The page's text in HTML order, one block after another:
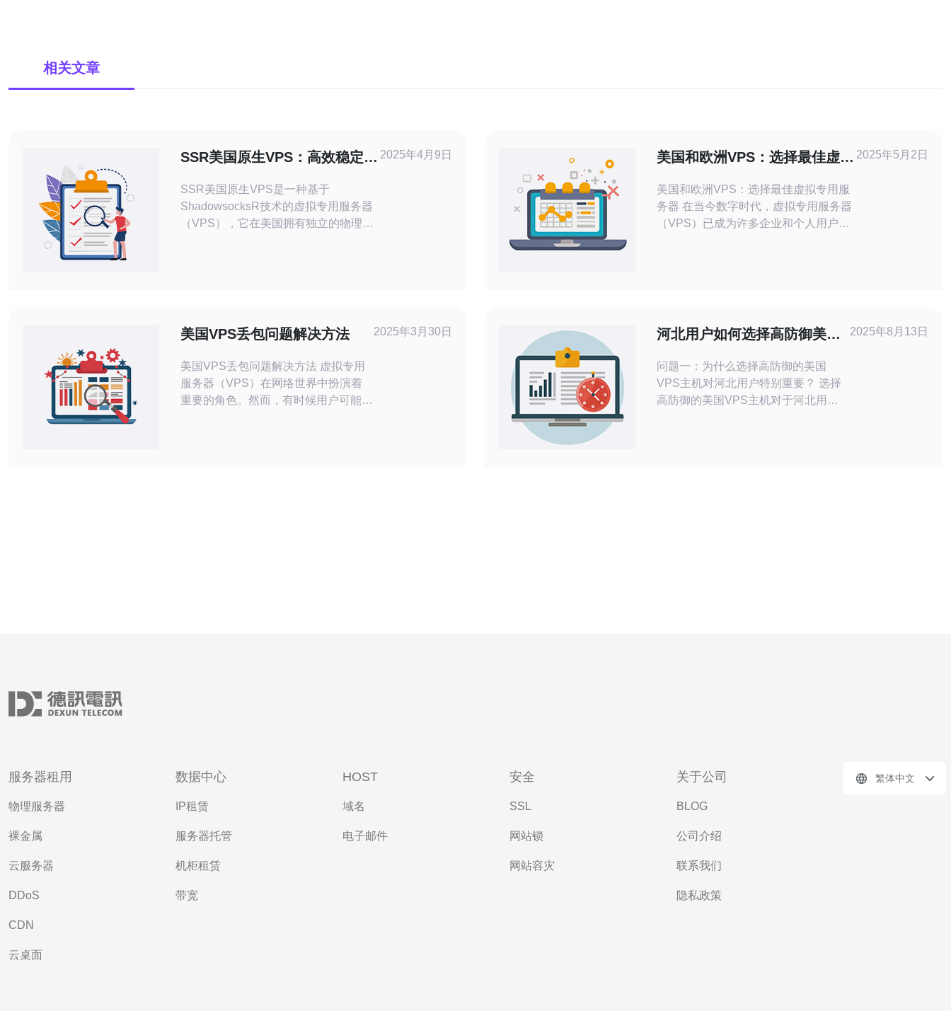
相关文章
SSR美国原生VPS：高效稳定的
SSR美国原生VPS是一种基于
ShadowsocksR技术的虚拟专用服务器
（VPS），它在美国拥有独立的物理服
更快速的网络连接，满足用户对高质量
网络的需求。
2025年4月9日
美国和欧洲VPS：选择最佳虚拟
美国和欧洲VPS：选择最佳虚拟专用服
务器 在当今数字时代，虚拟专用服务器
（VPS）已成为许多企业和个人用户建
互联网的中心，拥有众多知名的VPS提
供商。美国
2025年5月2日
美国VPS丢包问题解决方法
美国VPS丢包问题解决方法 虚拟专用
服务器（VPS）在网络世界中扮演着
重要的角色。然而，有时候用户可能会
2025年3月30日
河北用户如何选择高防御美国
问题一：为什么选择高防御的美国
VPS主机对河北用户特别重要？ 选择
高防御的美国VPS主机对于河北用户
2025年8月13日
服务器租用
物理服务器
裸金属
云服务器
DDoS
CDN
云桌面
数据中心
IP租赁
服务器托管
机柜租赁
带宽
HOST
域名
电子邮件
安全
SSL
网站锁
网站容灾
关于公司
BLOG
公司介绍
联系我们
隐私政策
繁体中文